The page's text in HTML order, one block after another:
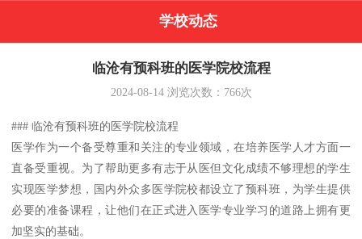
学校动态
临沧有预科班的医学院校流程
2024-08-14浏览次数： 766次
### 临沧有预科班的医学院校流程
医学作为一个备受尊重和关注的专业领域，在培养医学人才方面一
直备受重视。为了帮助更多有志于从医但文化成绩不够理想的学生
实现医学梦想，国内外众多医学院校都设立了预科班，为学生提供
必要的准备课程，让他们在正式进入医学专业学习的道路上拥有更
加坚实的基础。